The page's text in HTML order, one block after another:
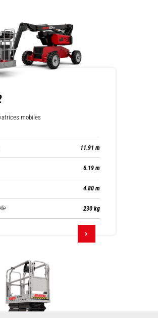
mobiles
11.91 m
6.19 m
4.80 m
230 kg